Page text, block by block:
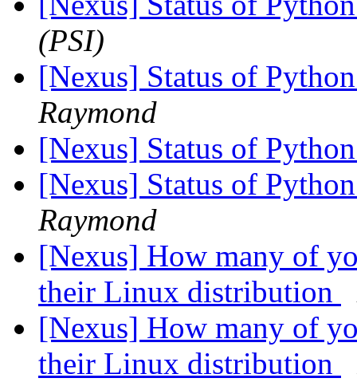
(PSI)
[Nexus] Status of
Raymond
[Nexus] Status of
[Nexus] Status of
Raymond
[Nexus] How many of
their Linux distribution
[Nexus] How many of
their Linux distribution